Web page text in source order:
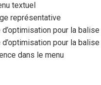
textuel
représentative
pour la balise
pour la balise
dans le menu